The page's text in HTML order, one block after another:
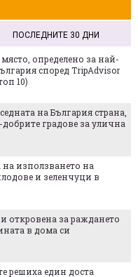
ПОСЛЕДНИТЕ 30 ДНИ
определено за най-
според TripAdvisor
10)
на България страна,
добрите градове за улична
на използването на
и зеленчуци в
и откровена за раждането
в дома си
решиха един доста